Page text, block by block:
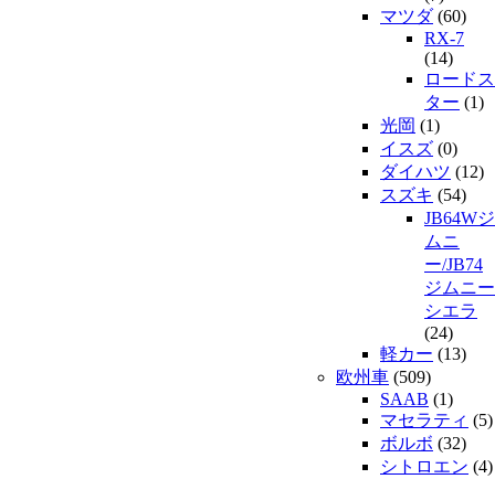
マツダ(60)
RX-7
(14)
ロードス
ター (1)
光岡 (1)
イスズ (0)
ダイハツ (12)
スズキ (54)
JB64Wジ
ムニ
ー/JB74
ジムニー
シエラ
(24)
軽カー (13)
欧州車 (509)
SAAB (1)
マセラティ (5)
ボルボ (32)
シトロエン (4)